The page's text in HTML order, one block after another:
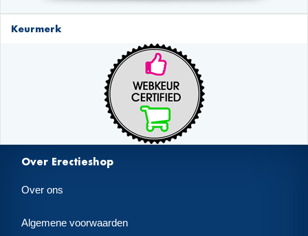
Keurmerk
Over Erectieshop
Over ons
Algemene voorwaarden